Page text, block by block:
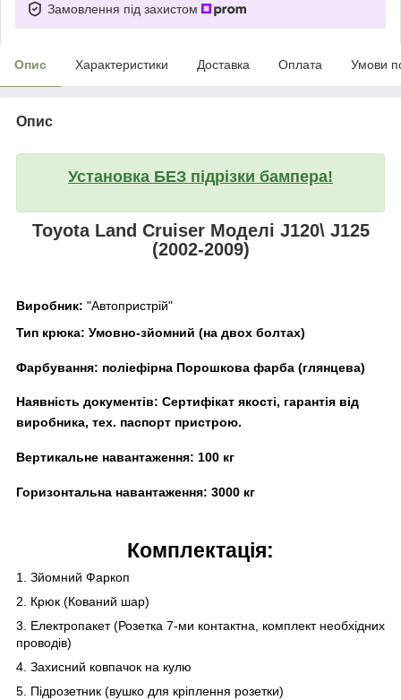
Замовлення під захистом
Опис Характеристики Доставка Оплата Умови
Опис
Установка БЕЗ підрізки бампера!
Toyota Land Cruiser Моделі J120\ J125
(2002-2009)
Виробник: "Автопристрій"
Тип крюка: Умовно-зйомний (на двох болтах)
Фарбування: поліефірна Порошкова фарба (глянцева)
Наявність документів: Сертифікат якості, гарантія від
виробника, тех. паспорт пристрою.
Вертикальне навантаження: 100 кг
Горизонтальна навантаження: 3000 кг
Комплектація:
1. Зйомний Фаркоп
2. Крюк (Кований шар)
3. Електропакет (Розетка 7-ми контактна, комплект необхідних
проводів)
4. Захисний ковпачок на кулю
5. Підрозетник (вушко для кріплення розетки)